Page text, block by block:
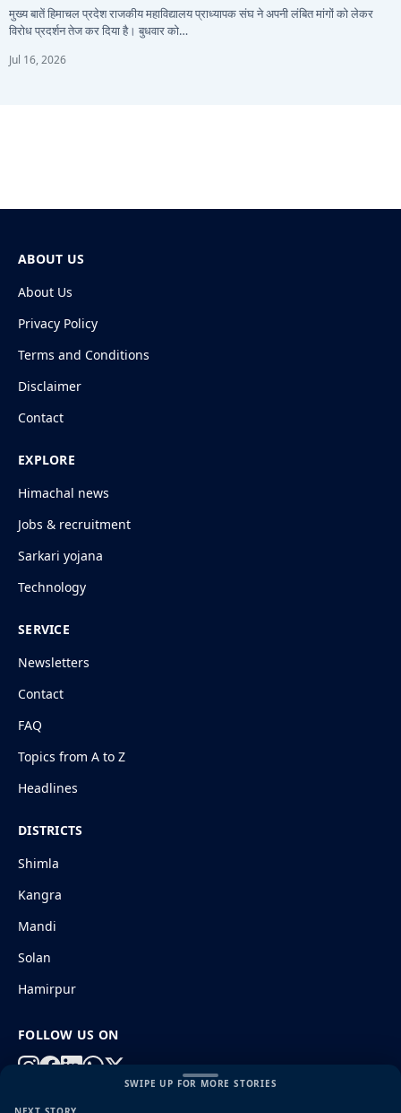
मुख्य बातें हिमाचल प्रदेश राजकीय महाविद्यालय प्राध्यापक संघ ने अपनी लंबित मांगों को लेकर
विरोध प्रदर्शन तेज कर दिया है। बुधवार को…
Jul 16, 2026
SWIPE UP FOR MORE STORIES
ABOUT US
About Us
Privacy Policy
Terms and Conditions
Disclaimer
Contact
EXPLORE
Himachal news
Jobs & recruitment
Sarkari yojana
Technology
SERVICE
Newsletters
Contact
FAQ
Topics from A to Z
Headlines
DISTRICTS
Shimla
Kangra
Mandi
Solan
Hamirpur
FOLLOW US ON